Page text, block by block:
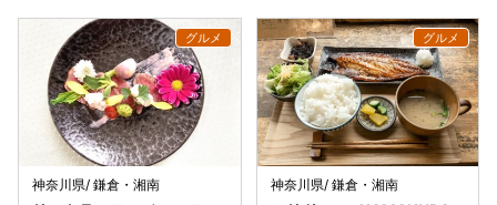
神奈川県/ 鎌倉・湘南 神奈川県/ 鎌倉・湘南